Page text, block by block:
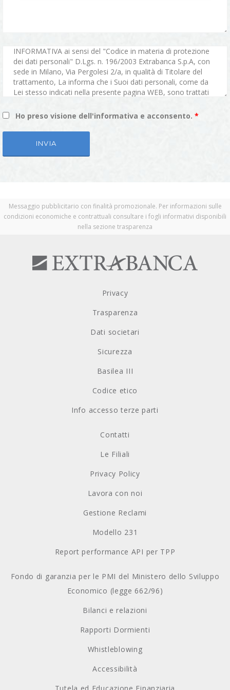
Ho preso visione dell'informativa e acconsento. *
Messaggio pubblicitario con finalità promozionale. Per informazioni sulle
condizioni economiche e contrattuali consultare i fogli informativi disponibili
nella sezione trasparenza
Privacy
Trasparenza
Dati societari
Sicurezza
Basilea III
Codice etico
Info accesso terze parti
Contatti
Le Filiali
Privacy Policy
Lavora con noi
Gestione Reclami
Modello 231
Report performance API per TPP
Fondo di garanzia per le PMI del Ministero dello Sviluppo
Economico (legge 662/96)
Bilanci e relazioni
Rapporti Dormienti
Whistleblowing
Accessibilità